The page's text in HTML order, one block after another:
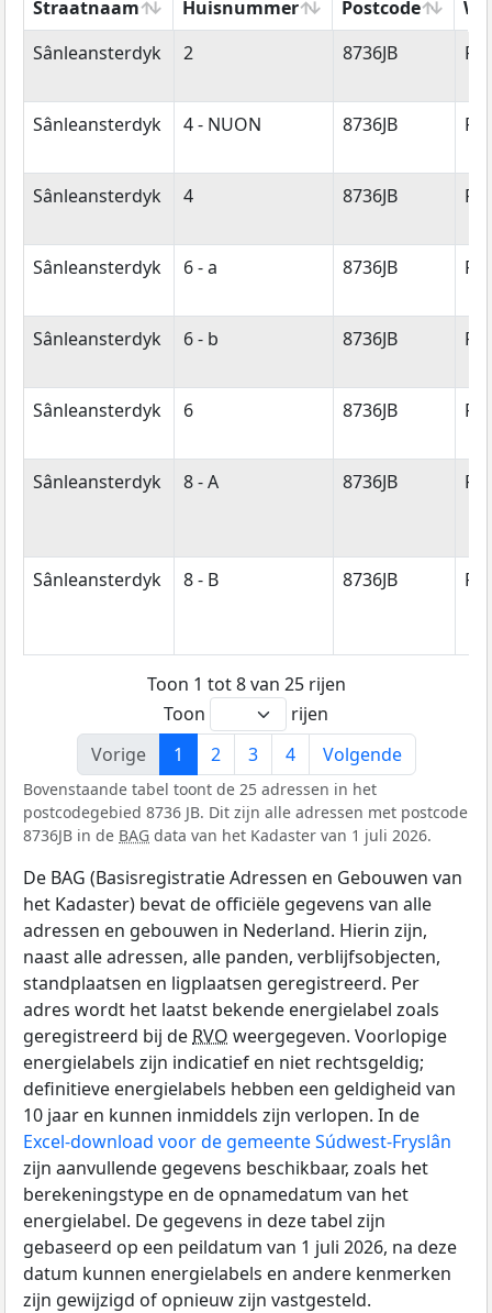
Straatnaam Huisnummer Postcode
Straatnaam
Huisnummer Postcode
Sânleansterdyk 2 8736JB
Sânleansterdyk 4 - NUON 8736JB
Sânleansterdyk 4 8736JB
Sânleansterdyk 6 - a 8736JB
Sânleansterdyk 6 - b 8736JB
Sânleansterdyk 6 8736JB
Sânleansterdyk 8 - A 8736JB
Sânleansterdyk 8 - B 8736JB
Toon 1 tot 8 van 25 rijen
Toon
rijen
Vorige
1 2 3 4 Volgende
Bovenstaande tabel toont de 25 adressen in het
postcodegebied 8736 JB. Dit zijn alle adressen met postcode
8736JB in de BAG data van het Kadaster van 1 juli 2026.
De BAG (Basisregistratie Adressen en Gebouwen van
het Kadaster) bevat de officiële gegevens van alle
adressen en gebouwen in Nederland. Hierin zijn,
naast alle adressen, alle panden, verblijfsobjecten,
standplaatsen en ligplaatsen geregistreerd. Per
adres wordt het laatst bekende energielabel zoals
geregistreerd bij de RVO weergegeven. Voorlopige
energielabels zijn indicatief en niet rechtsgeldig;
definitieve energielabels hebben een geldigheid van
10 jaar en kunnen inmiddels zijn verlopen. In de
Excel-download voor de gemeente Súdwest-Fryslân
zijn aanvullende gegevens beschikbaar, zoals het
berekeningstype en de opnamedatum van het
energielabel. De gegevens in deze tabel zijn
gebaseerd op een peildatum van 1 juli 2026, na deze
datum kunnen energielabels en andere kenmerken
zijn gewijzigd of opnieuw zijn vastgesteld.